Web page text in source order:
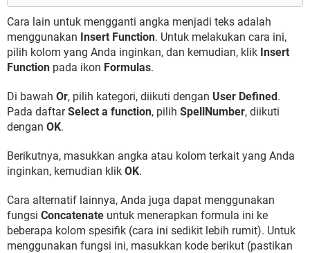
Cara lain untuk mengganti angka menjadi teks adalah
menggunakan Insert Function. Untuk melakukan cara ini,
pilih kolom yang Anda inginkan, dan kemudian, klik Insert
Function pada ikon Formulas.
Di bawah Or, pilih kategori, diikuti dengan User Defined.
Pada daftarSelect a function, pilih SpellNumber, diikuti
dengan OK.
Berikutnya, masukkan angka atau kolom terkait yang Anda
inginkan, kemudian klik OK.
Cara alternatif lainnya, Anda juga dapat menggunakan
fungsi Concatenate untuk menerapkan formula ini ke
beberapa kolom spesifik (cara ini sedikit lebih rumit). Untuk
menggunakan fungsi ini, masukkan kode berikut (pastikan